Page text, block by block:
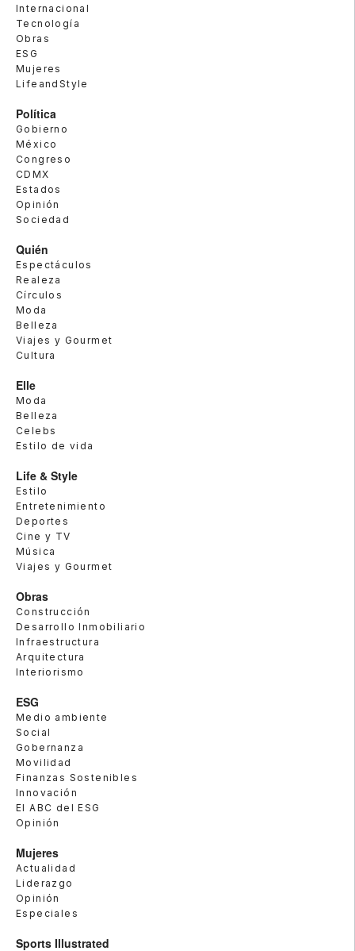
Internacional
Tecnología
Obras
ESG
Mujeres
LifeandStyle
Política
Gobierno
México
Congreso
CDMX
Estados
Opinión
Sociedad
Quién
Espectáculos
Realeza
Círculos
Moda
Belleza
Viajes y Gourmet
Cultura
Elle
Moda
Belleza
Celebs
Estilo de vida
Life & Style
Estilo
Entretenimiento
Deportes
Cine y TV
Música
Viajes y Gourmet
Obras
Construcción
Desarrollo Inmobiliario
Infraestructura
Arquitectura
Interiorismo
ESG
Medio ambiente
Social
Gobernanza
Movilidad
Finanzas Sostenibles
Innovación
El ABC del ESG
Opinión
Mujeres
Actualidad
Liderazgo
Opinión
Especiales
Sports Illustrated